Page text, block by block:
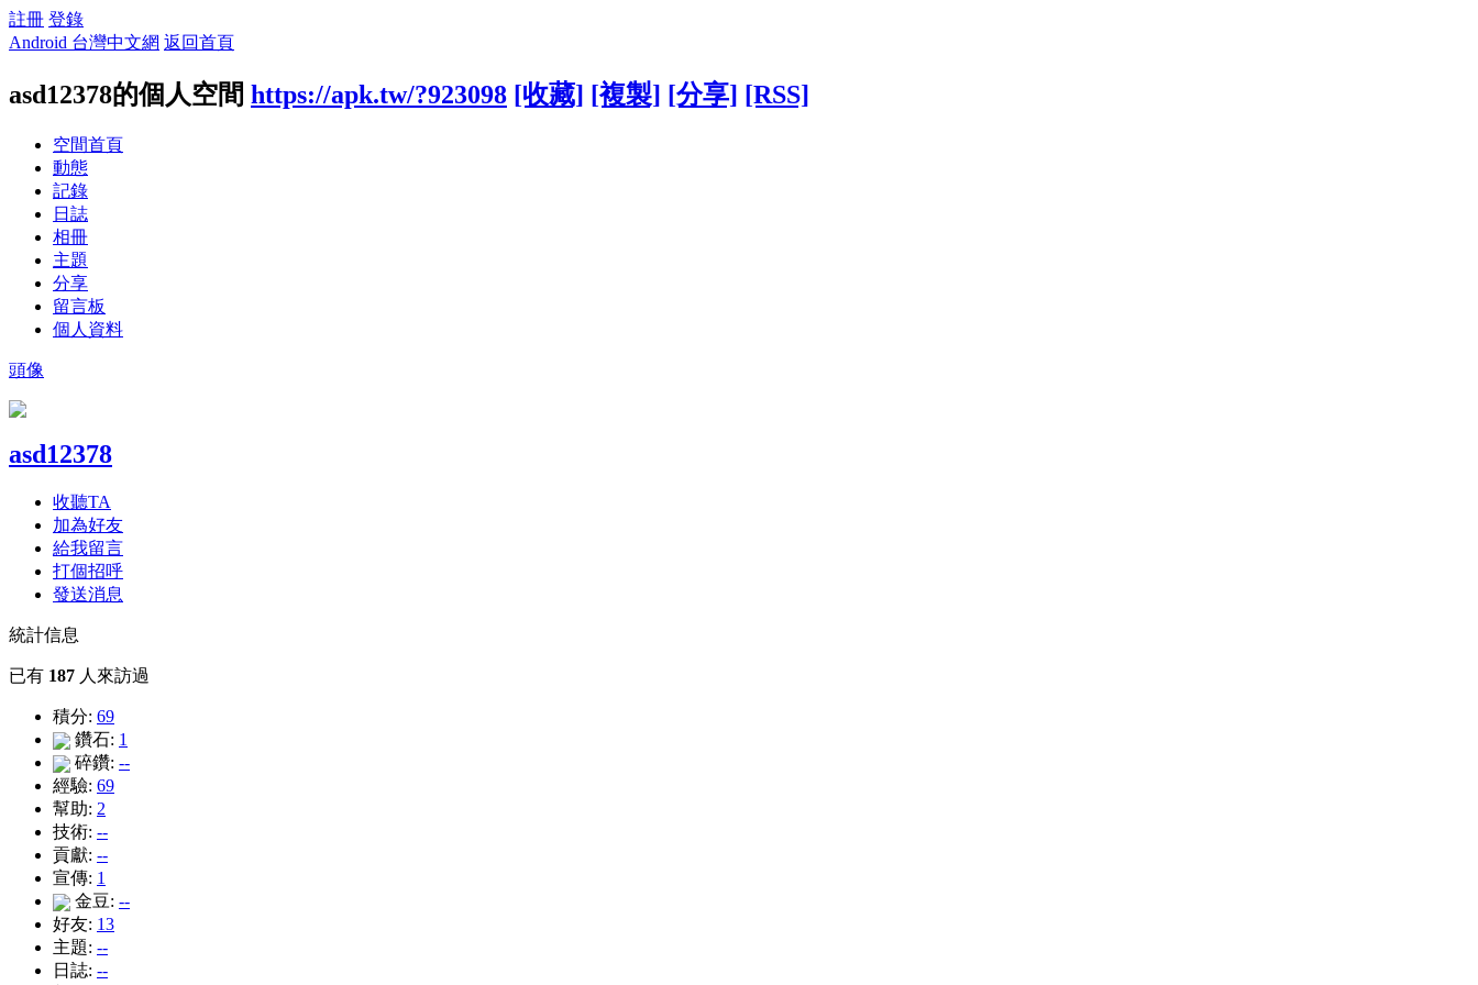
註冊 登錄
Android 台灣中文網 返回首頁
asd12378的個人空間 https://apk.tw/?923098 [收藏] [複製] [分享] [RSS]
空間首頁
動態
記錄
日誌
相冊
主題
分享
留言板
個人資料
頭像
asd12378
收聽TA
加為好友
給我留言
打個招呼
發送消息
統計信息
已有 187 人來訪過
積分: 69
鑽石: 1
碎鑽: --
經驗: 69
幫助: 2
技術: --
貢獻: --
宣傳: 1
金豆: --
好友: 13
主題: --
日誌: --